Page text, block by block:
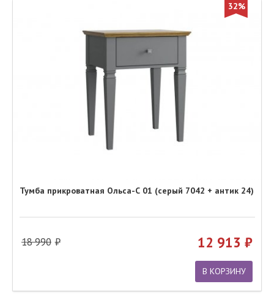
32%
Тумба прикроватная Ольса-С 01 (серый 7042 + антик 24)
18 990 12 913
В КОРЗИНУ